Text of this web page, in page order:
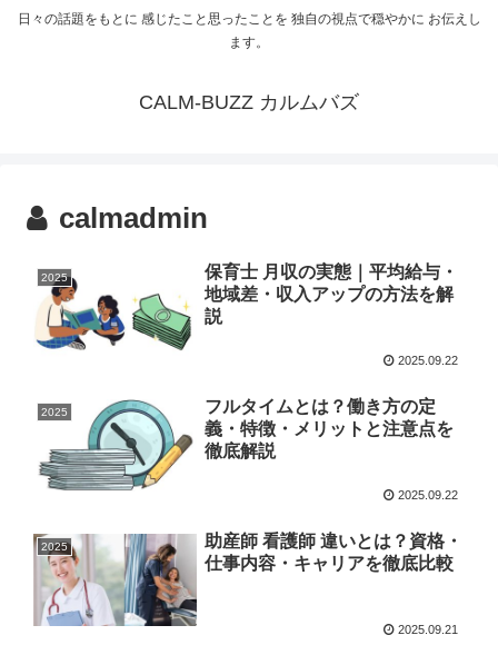
日々の話題をもとに 感じたこと思ったことを 独自の視点で穏やかに お伝えし
ます。
CALM-BUZZ カルムバズ
calmadmin
2025
保育士 月収の実態｜平均給与・
地域差・収入アップの方法を解
説
2025.09.22
2025
フルタイムとは？働き方の定
義・特徴・メリットと注意点を
徹底解説
2025.09.22
2025
助産師 看護師 違いとは？資格・
仕事内容・キャリアを徹底比較
2025.09.21